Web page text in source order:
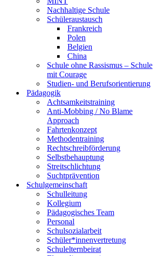
Nachhaltige Schule
Schüleraustausch
Frankreich
Polen
Belgien
China
Schule ohne Rassismus – Schule
mit Courage
Studien- und Berufsorientierung
Pädagogik
Achtsamkeitstraining
Anti-Mobbing / No Blame
Approach
Fahrtenkonzept
Methodentraining
Rechtschreibförderung
Selbstbehauptung
Streitschlichtung
Suchtprävention
Schulgemeinschaft
Schulleitung
Kollegium
Pädagogisches Team
Personal
Schulsozialarbeit
Schüler*innenvertretung
Schulelternbeirat